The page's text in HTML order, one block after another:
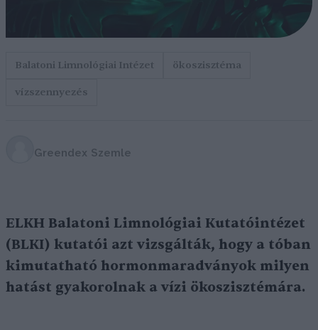
Balatoni Limnológiai Intézet
ökoszisztéma
vízszennyezés
Greendex Szemle
ELKH Balatoni Limnológiai Kutatóintézet
(BLKI) kutatói azt vizsgálták, hogy a tóban
kimutatható hormonmaradványok milyen
hatást gyakorolnak a vízi ökoszisztémára.